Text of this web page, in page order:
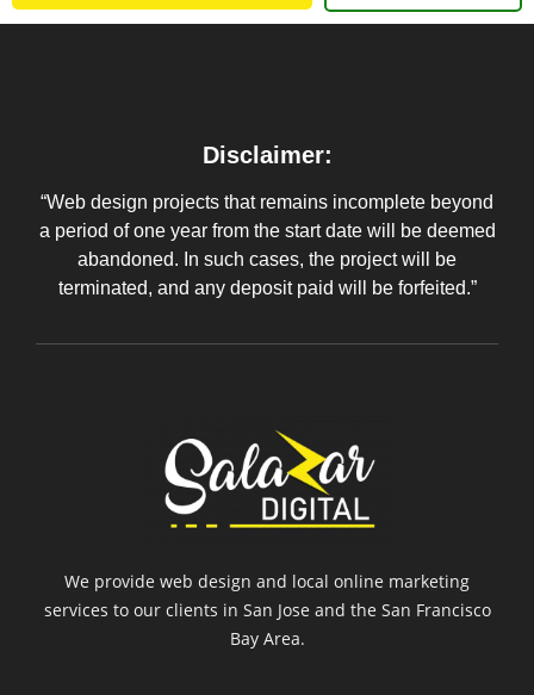
Disclaimer:
“Web design projects that remains incomplete beyond
a period of one year from the start date will be deemed
abandoned. In such cases, the project will be
terminated, and any deposit paid will be forfeited.”
We provide web design and local online marketing
services to our clients in San Jose and the San Francisco
Bay Area.